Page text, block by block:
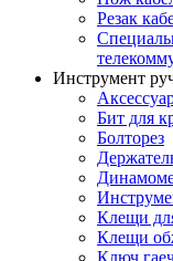
Резак
Инструмент
Бит для
Болторез
Клещи
Клещи
Ключ